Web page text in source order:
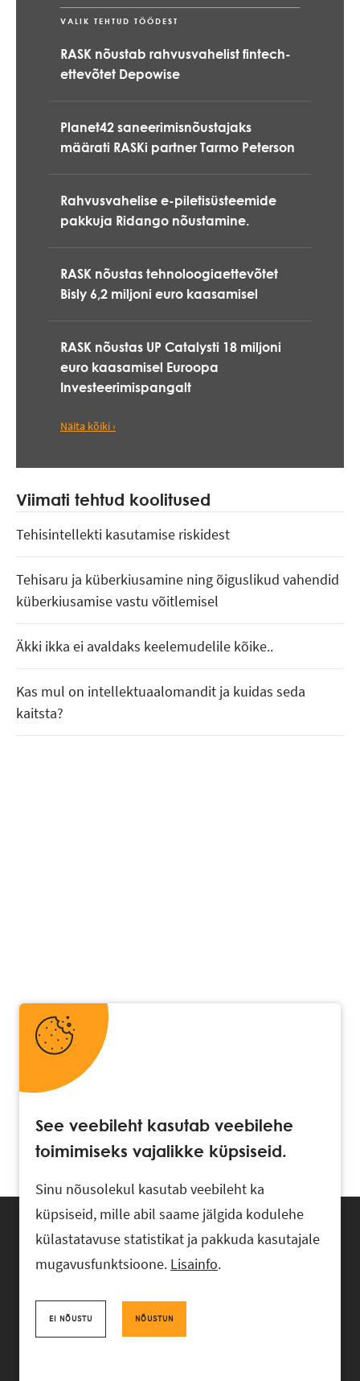
VALIK TEHTUD TÖÖDEST
RASK nõustab rahvusvahelist fintech-
ettevõtet Depowise
Planet42 saneerimisnõustajaks
määrati RASKi partner Tarmo Peterson
Rahvusvahelise e-piletisüsteemide
pakkuja Ridango nõustamine.
RASK nõustas tehnoloogiaettevõtet
Bisly 6,2 miljoni euro kaasamisel
RASK nõustas UP Catalysti 18 miljoni
euro kaasamisel Euroopa
Investeerimispangalt
Näita kõiki ›
Viimati tehtud koolitused
Tehisintellekti kasutamise riskidest
Tehisaru ja küberkiusamine ning õiguslikud vahendid
küberkiusamise vastu võitlemisel
Äkki ikka ei avaldaks keelemudelile kõike..
Kas mul on intellektuaalomandit ja kuidas seda
kaitsta?
+372 618 0820,rask@rask.ee
See veebileht kasutab veebilehe
toimimiseks vajalikke küpsiseid.
Sinu nõusolekul kasutab veebileht ka
küpsiseid, mille abil saame jälgida kodulehe
külastatavuse statistikat ja pakkuda kasutajale
mugavusfunktsioone. Lisainfo.
EI NÕUSTU NÕUSTUN